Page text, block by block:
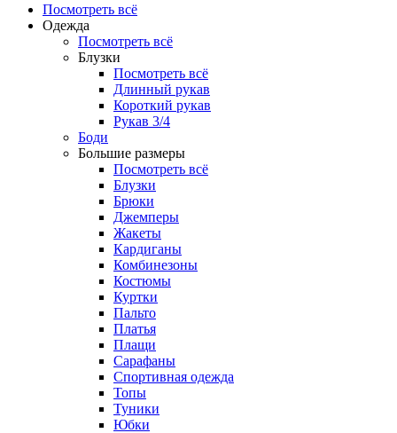
Посмотреть всё
Одежда
Посмотреть всё
Блузки
Посмотреть всё
Длинный рукав
Короткий рукав
Рукав 3/4
Боди
Большие размеры
Посмотреть всё
Блузки
Брюки
Джемперы
Жакеты
Кардиганы
Комбинезоны
Костюмы
Куртки
Пальто
Платья
Плащи
Сарафаны
Спортивная одежда
Топы
Туники
Юбки